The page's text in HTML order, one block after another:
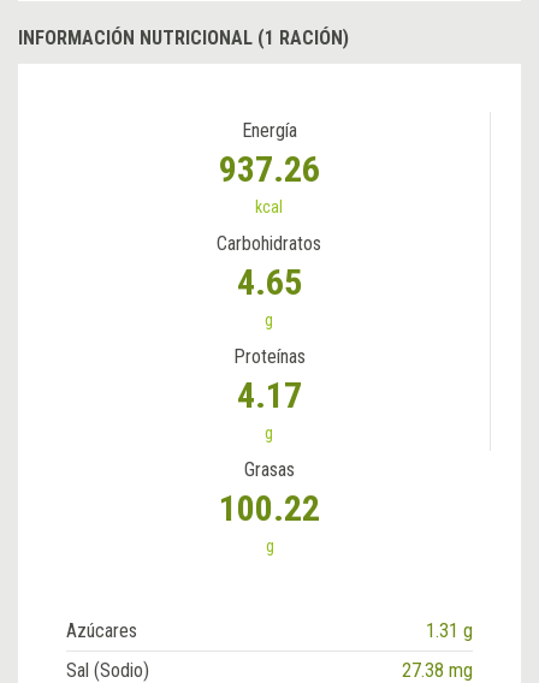
INFORMACIÓN NUTRICIONAL (1 RACIÓN)
Energía
937.26
kcal
Carbohidratos
4.65
g
Proteínas
4.17
g
Grasas
100.22
g
Azúcares
1.31 g
Sal (Sodio)
27.38 mg